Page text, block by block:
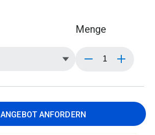
Menge
ANGEBOT ANFORDERN